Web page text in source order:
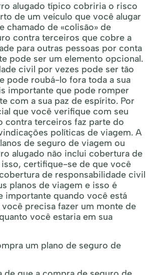
alugado típico cobriria o risco
de um veículo que você alugar
chamado de «colisão» de
contra terceiros que cobre a
para outras pessoas por conta
pode ser um elemento opcional.
civil por vezes pode ser tão
pode roubá-lo fora toda a sua
importante que pode romper
com a sua paz de espírito. Por
que você verifique com seu
contra terceiros faz parte do
políticas de viagem. A
de seguro de viagem ou
alugado não inclui cobertura de
certifique-se de que você
de responsabilidade civil
planos de viagem e isso é
importante quando você está
precisa fazer um monte de
você estaria em sua
um plano de seguro de